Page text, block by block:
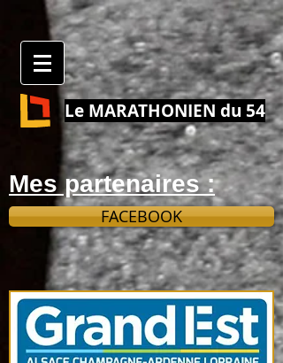
Le MARATHONIEN du 54
Mes partenaires :
FACEBOOK